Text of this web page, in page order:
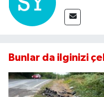
Bunlar da ilginizi